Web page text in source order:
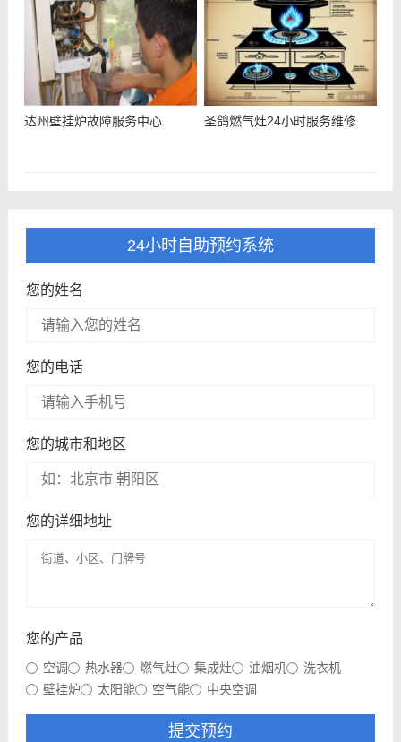
达州壁挂炉故障服务中心 圣鸽燃气灶24小时服务维修
24小时自助预约系统
您的姓名
您的电话
您的城市和地区
您的详细地址
您的产品
空调 热水器 燃气灶 集成灶 油烟机
洗衣机
壁挂炉
太阳能 空气能 中央空调
提交预约